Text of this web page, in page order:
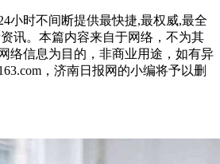
小时不间断提供最快捷,最权威,最全
讯。本篇内容来自于网络，不为其
络信息为目的，非商业用途，如有异
，济南日报网的小编将予以删